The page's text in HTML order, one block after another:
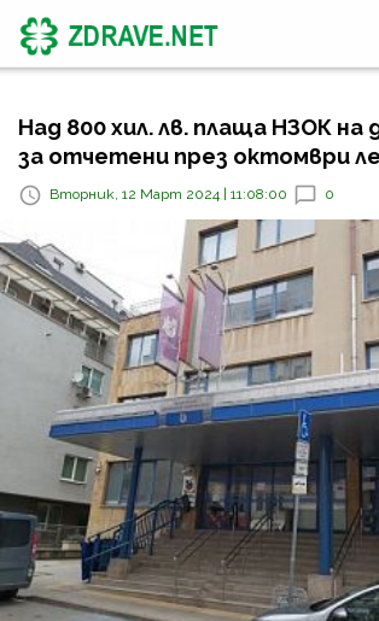
Над 800 хил. лв. плаща НЗОК на
за отчетени през октомври
Вторник, 12 Март 2024 | 11:08:00 0